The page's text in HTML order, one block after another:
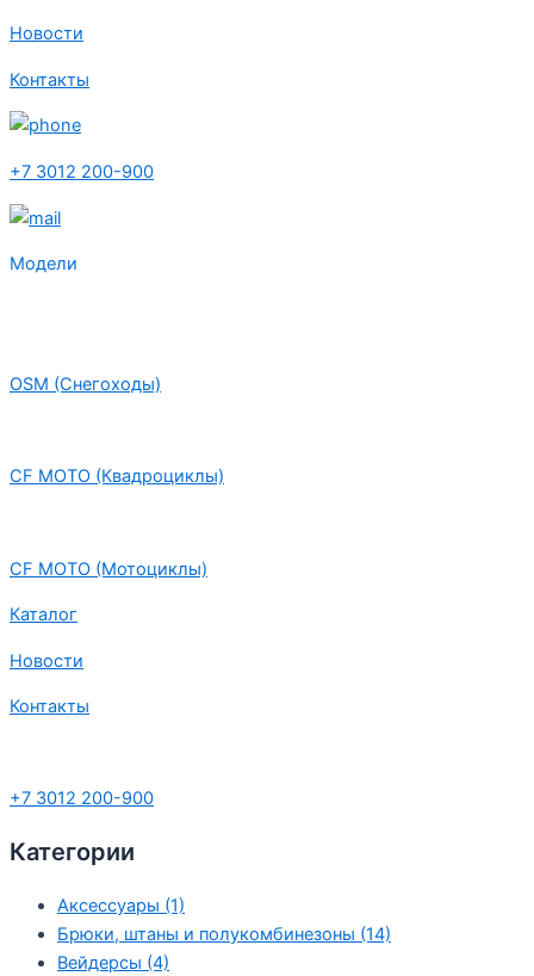
Новости
Контакты
+7 3012 200-900
Модели
OSM (Снегоходы)
CF MOTO (Квадроциклы)
CF MOTO (Мотоциклы)
Каталог
Новости
Контакты
+7 3012 200-900
Категории
Аксессуары (1)
Брюки, штаны и полукомбинезоны (14)
Вейдерсы (4)